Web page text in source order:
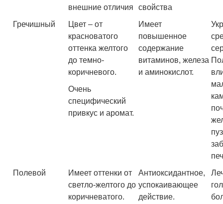
внешние отличия
свойства
Гречишный
Цвет – от
красноватого
оттенка желтого
до темно-
коричневого.
Очень
специфический
привкус и аромат.
Имеет
повышенное
содержание
витаминов, железа
и аминокислот.
Полевой
Имеет оттенки от
светло-желтого до
коричневатого.
Антиоксидантное,
успокаивающее
действие.